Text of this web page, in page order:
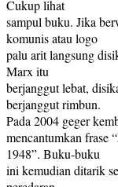
Cukup lihat
sampul buku. Jika
komunis atau logo
palu arit langsung
Marx itu
berjanggut lebat,
berjanggut rimbun.
Pada 2004 geger
mencantumkan frase
1948”. Buku-buku
ini kemudian ditarik